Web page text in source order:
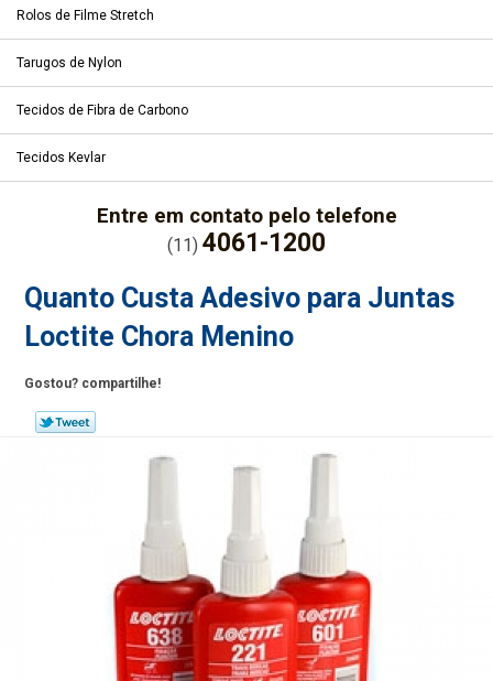
Rolos de Filme Stretch
Tarugos de Nylon
Tecidos de Fibra de Carbono
Tecidos Kevlar
Entre em contato pelo telefone
(11) 4061-1200
Quanto Custa Adesivo para Juntas
Loctite Chora Menino
Gostou? compartilhe!